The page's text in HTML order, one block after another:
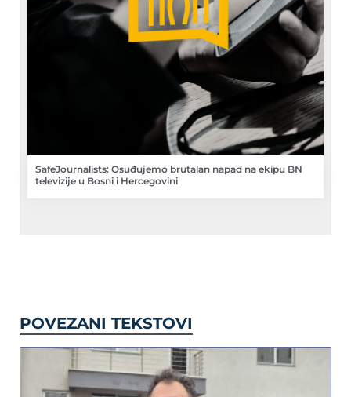
SafeJournalists: Osuđujemo brutalan napad na ekipu BN
televizije u Bosni i Hercegovini
POVEZANI TEKSTOVI